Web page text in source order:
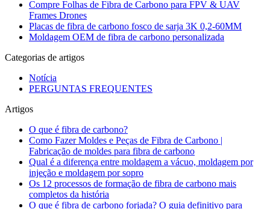
Compre Folhas de Fibra de Carbono para FPV & UAV
Frames Drones
Placas de fibra de carbono fosco de sarja 3K 0,2-60MM
Moldagem OEM de fibra de carbono personalizada
Categorias de artigos
Notícia
PERGUNTAS FREQUENTES
Artigos
O que é fibra de carbono?
Como Fazer Moldes e Peças de Fibra de Carbono |
Fabricação de moldes para fibra de carbono
Qual é a diferença entre moldagem a vácuo, moldagem por
injeção e moldagem por sopro
Os 12 processos de formação de fibra de carbono mais
completos da história
O que é fibra de carbono forjada? O guia definitivo para